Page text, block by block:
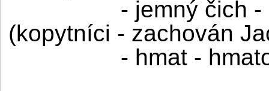
- jemný čich
(kopytníci - zachován
- hmat -